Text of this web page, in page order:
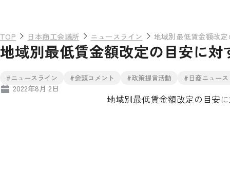
TOP 日本商工会議所 ニュースライン 地域別最低賃金額改
地域別最低賃金額改定の目安に
#ニュースライン #会頭コメント #政策提言活動 #日商ニュース
2022年8月 2日
地域別最低賃金額改定の目安